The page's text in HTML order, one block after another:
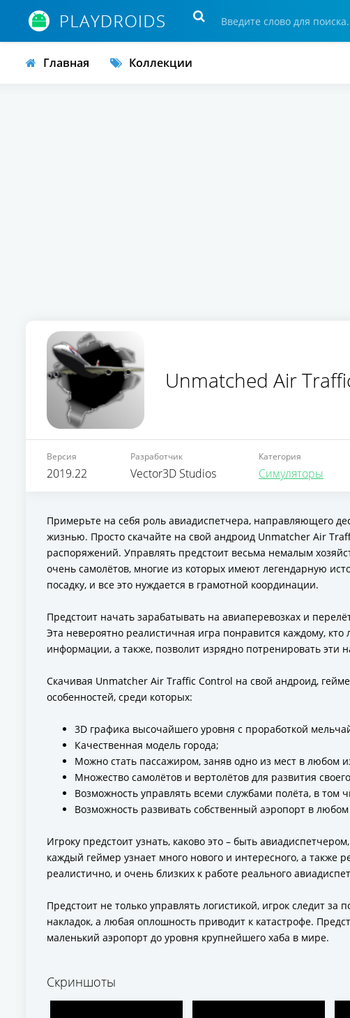
Главная Коллекции
Unmatched Air
Версия
2019.22
Разработчик
Vector3D Studios
Категория
Симуляторы
Примерьте на себя роль авиадиспетчера, направляющего
жизнью. Просто скачайте на свой андроид Unmatcher Air
распоряжений. Управлять предстоит весьма немалым
очень самолётов, многие из которых имеют легендарную
посадку, и все это нуждается в грамотной координации.
Предстоит начать зарабатывать на авиаперевозках и
Эта невероятно реалистичная игра понравится каждому,
информации, а также, позволит изрядно потренировать эти
Скачивая Unmatcher Air Traffic Control на свой андроид,
особенностей, среди которых:
3D графика высочайшего уровня с проработкой
Качественная модель города;
Можно стать пассажиром, заняв одно из мест в любом
Множество самолётов и вертолётов для развития
Возможность управлять всеми службами полёта, в том
Возможность развивать собственный аэропорт в
Игроку предстоит узнать, каково это – быть
каждый геймер узнает много нового и интересного, а
реалистично, и очень близких к работе реального
Предстоит не только управлять логистикой, игрок следит
накладок, а любая оплошность приводит к катастрофе.
маленький аэропорт до уровня крупнейшего хаба в мире.
Скриншоты